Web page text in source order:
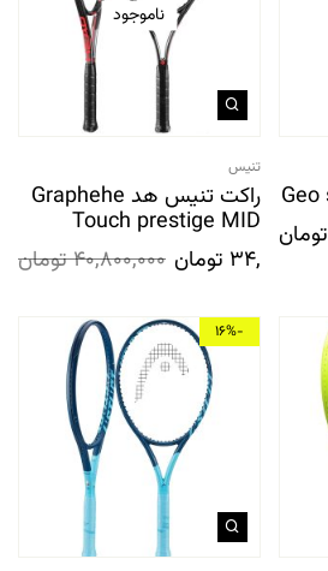
تومان
ناموجود
تنیس
راکت تنیس هد Graphehe
Touch prestige MID
40,800,000تومان 34,400,000 تومان
-16%